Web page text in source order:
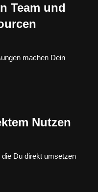
Team und
machen Dein
Nutzen
Du direkt umsetzen